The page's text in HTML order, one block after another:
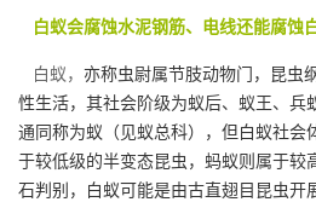
白蚁会腐蚀水泥钢筋、电线还能腐蚀
白蚁， 亦称虫尉属节肢动物门，昆虫
性生活，其社会阶级为蚁后、蚁王、兵
通同称为蚁（见蚁总科），但白蚁社会
于较低级的半变态昆虫，蚂蚁则属于较
石判别，白蚁可能是由古直翅目昆虫开